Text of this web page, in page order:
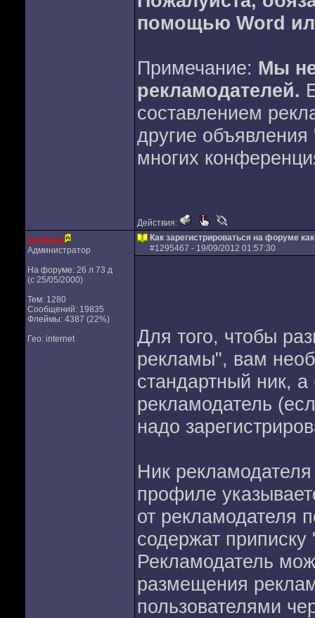
помощью Word
Примечание: Мы не
рекламодателей.
составлением
другие
многих
Действия:
techboss
Администратор
На форуме: 26 л 73 д
(с 25/05/2000)
Тем: 1280
Сообщений: 19835
Флеймы: 4387 (22%)
Гео: internet
Как зарегистрироваться на форуме
#1295467 - 19/09/2012 01:57:30
Для того, чтобы
рекламы", вам
стандартный ник,
рекламодатель
надо
Ник
профиле
от рекламодателя
содержат
Рекламодатель
размещения
пользователями